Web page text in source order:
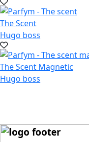
The Scent
Hugo boss
The Scent Magnetic
Hugo boss